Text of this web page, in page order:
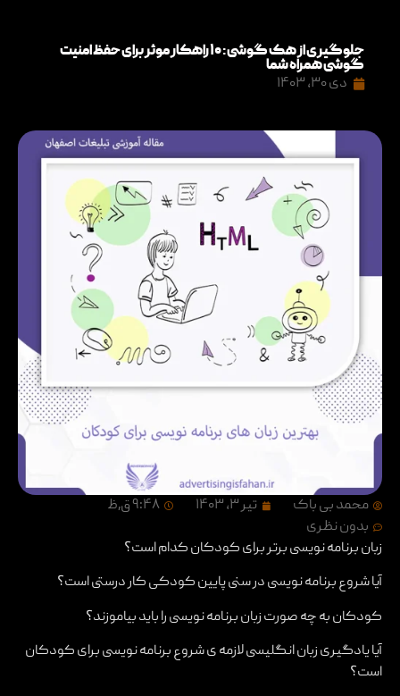
جلوگیری از هک گوشی: ۱۰ راهکار موثر برای حفظ امنیت
گوشی همراه شما
دی ۳۰, ۱۴۰۳
محمد بی باک تیر ۳, ۱۴۰۳
۹:۴۸ ق٫ظ
بدون نظری
زبان برنامه نویسی برتر برای کودکان کدام است؟
آیا شروع برنامه نویسی در سنی پایین کودکی کار درستی است؟
کودکان به چه صورت زبان برنامه نویسی را باید بیاموزند؟
آیا یادگیری زبان انگلیسی لازمه ی شروع برنامه نویسی برای کودکان
است؟